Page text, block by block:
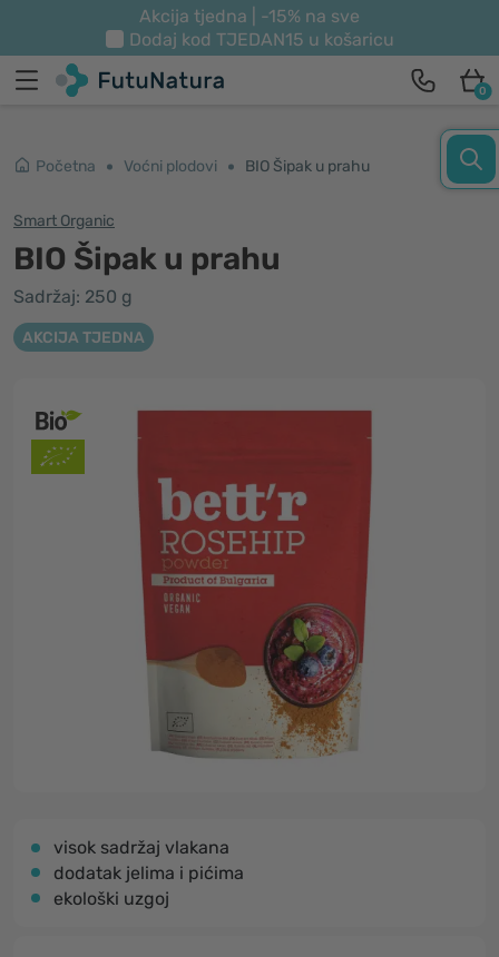
Akcija tjedna | -15% na sve
Dodaj kod TJEDAN15 u košaricu
0
Početna Voćni plodovi BIO Šipak u prahu
Smart Organic
BIO Šipak u prahu
Sadržaj: 250 g
AKCIJA TJEDNA
visok sadržaj vlakana
dodatak jelima i pićima
ekološki uzgoj